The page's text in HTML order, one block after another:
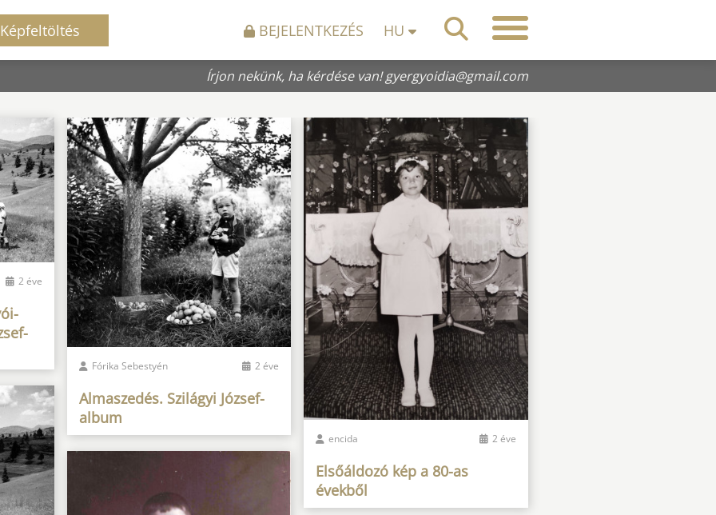
Képfeltöltés BEJELENTKEZÉS HU
Írjon nekünk, ha kérdése van!gyergyoidia@gmail.com
2 éve
Fórika Sebestyén 2 éve
Almaszedés. Szilágyi József-
album
encida 2 éve
Elsőáldozó kép a 80-as
évekből